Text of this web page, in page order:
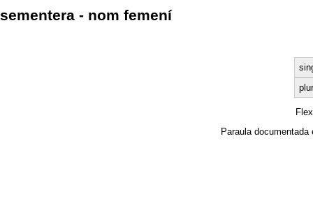
sementera - nom femení
Paraula